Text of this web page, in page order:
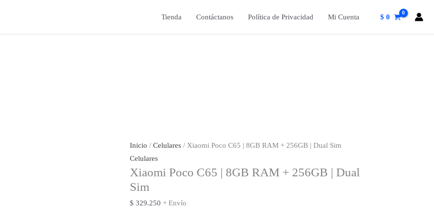
Tienda Contáctanos Política de Privacidad Mi Cuenta $ 0
Inicio / Celulares / Xiaomi Poco C65 | 8GB RAM + 256GB | Dual Sim
Celulares
Xiaomi Poco C65 | 8GB RAM + 256GB | Dual
Sim
$ 329.250 + Envío